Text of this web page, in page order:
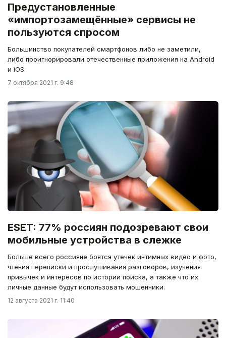
Предустановленные
«импортозамещённые» сервисы не
пользуются спросом
Большинство покупателей смартфонов либо не заметили,
либо проигнорировали отечественные приложения на Android
и iOS.
7 октября 2021 г. 9:48
ESET: 77% россиян подозревают свои
мобильные устройства в слежке
Больше всего россияне боятся утечек интимных видео и фото,
чтения переписки и прослушивания разговоров, изучения
привычек и интересов по истории поиска, а также что их
личные данные будут использовать мошенники.
12 августа 2021 г. 11:40